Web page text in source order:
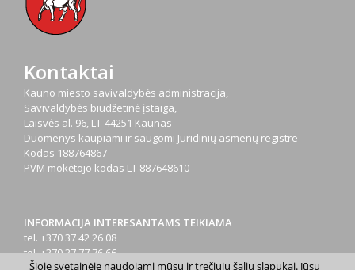
Kontaktai
Kauno miesto savivaldybės administracija,
Savivaldybės biudžetinė įstaiga,
Laisvės al. 96, LT-44251 Kaunas
Duomenys kaupiami ir saugomi Juridinių asmenų registre
Kodas 188764867
PVM mokėtojo kodas LT 887648610
INFORMACIJA INTERESANTAMS TEIKIAMA
tel. +370 37 42 26 08
tel. +370 37 77 76 66
Šioje svetainėje naudojami mūsų ir trečiųjų šalių slapukai. Jūsų